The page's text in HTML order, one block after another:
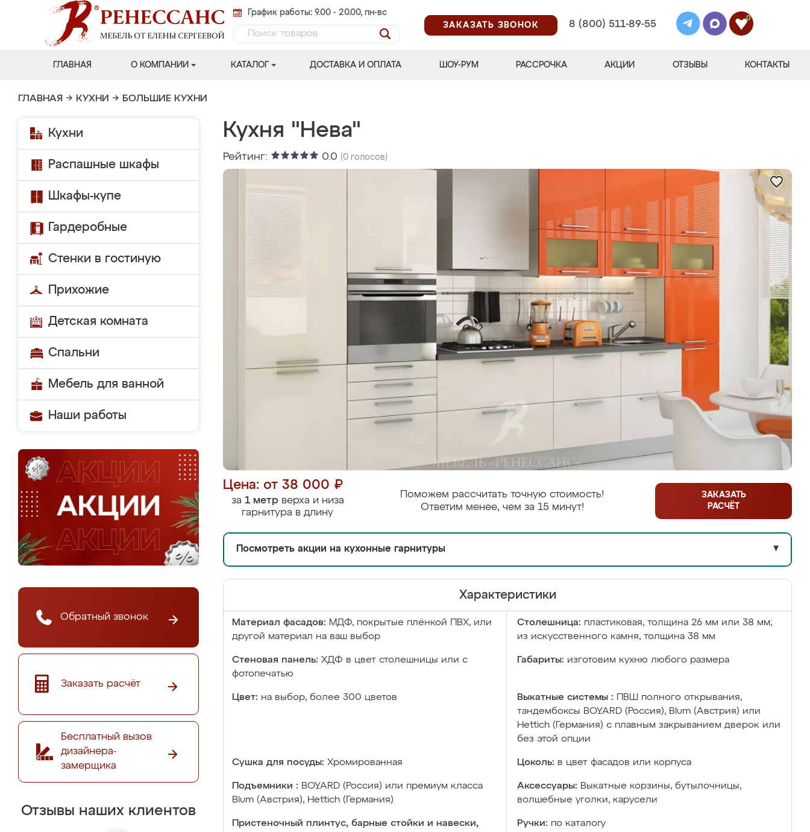
График работы: 9.00 - 20.00, пн-вс
ЗАКАЗАТЬ ЗВОНОК
8 (800) 511-89-55
0
ГЛАВНАЯ О КОМПАНИИ КАТАЛОГ ДОСТАВКА И ОПЛАТА ШОУ-РУМ РАССРОЧКА АКЦИИ ОТЗЫВЫ КОНТАКТЫ
ГЛАВНАЯ → КУХНИ → БОЛЬШИЕ КУХНИ
Кухни
Распашные шкафы
Шкафы-купе
Гардеробные
Стенки в гостиную
Прихожие
Детская комната
Спальни
Мебель для ванной
Наши работы
Обратный звонок
Заказать расчёт
Бесплатный вызов
дизайнера-
замерщика
Отзывы наших клиентов
Кухня "Нева"
Рейтинг: 0.0 (0 голосов)
Цена: от 38 000 ₽
за 1 метрверха и низа
гарнитура в длину
Поможем рассчитать точную стоимость!
Ответим менее, чем за 15 минут!
ЗАКАЗАТЬ
РАСЧЁТ
Посмотреть акции на кухонные гарнитуры ▼
Характеристики
Материал фасадов: МДФ, покрытые плёнкой ПВХ, или
другой материал на ваш выбор
Столешница: пластиковая, толщина 26 мм или 38 мм;
из искусственного камня, толщина 38 мм
Стеновая панель: ХДФ в цвет столешницы или с
фотопечатью
Габариты: изготовим кухню любого размера
Цвет: на выбор, более 300 цветов Выкатные системы :
ПВШ полного открывания,
тандембоксы BOYARD (Россия), Blum (Австрия) или
Hettich (Германия) с плавным закрыванием дверок или
без этой опции
Сушка для посуды: Хромированная Цоколь: в цвет фасадов или корпуса
Подъемники : BOYARD (Россия) или премиум класса
Blum (Австрия), Hettich (Германия)
Аксессуары: Выкатные корзины, бутылочницы,
волшебные уголки, карусели
Пристеночный плинтус, барные стойки и навески,
Ручки: по каталогу